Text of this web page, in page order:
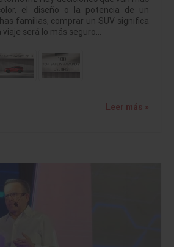
el diseño o la potencia de un
familias, comprar un SUV significa
será lo más seguro…
Leer más »